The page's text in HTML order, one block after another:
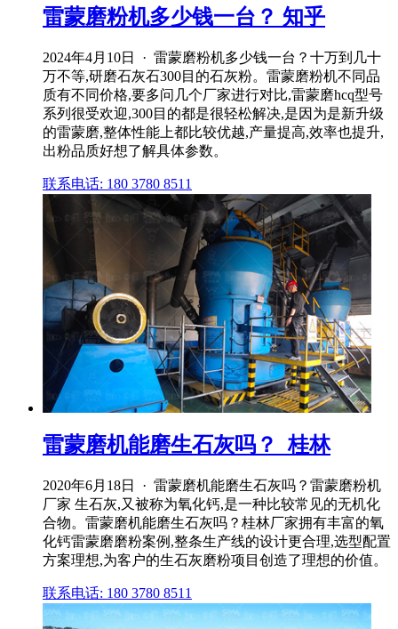
雷蒙磨粉机多少钱一台？ 知乎
2024年4月10日 · 雷蒙磨粉机多少钱一台？十万到几十
万不等,研磨石灰石300目的石灰粉。雷蒙磨粉机不同品
质有不同价格,要多问几个厂家进行对比,雷蒙磨hcq型号
系列很受欢迎,300目的都是很轻松解决,是因为是新升级
的雷蒙磨,整体性能上都比较优越,产量提高,效率也提升,
出粉品质好想了解具体参数。
联系电话: 180 3780 8511
雷蒙磨机能磨生石灰吗？_桂林
2020年6月18日 · 雷蒙磨机能磨生石灰吗？雷蒙磨粉机
厂家 生石灰,又被称为氧化钙,是一种比较常见的无机化
合物。雷蒙磨机能磨生石灰吗？桂林厂家拥有丰富的氧
化钙雷蒙磨磨粉案例,整条生产线的设计更合理,选型配置
方案理想,为客户的生石灰磨粉项目创造了理想的价值。
联系电话: 180 3780 8511